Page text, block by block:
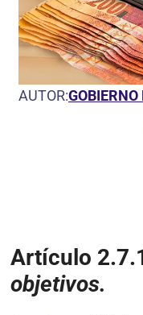
AUTOR:
Artículo
objetivos.